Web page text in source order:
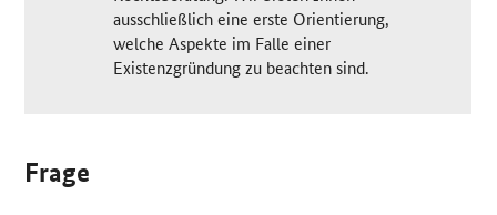
ausschließlich eine erste Orientierung,
welche Aspekte im Falle einer
Existenzgründung zu beachten sind.
Frage